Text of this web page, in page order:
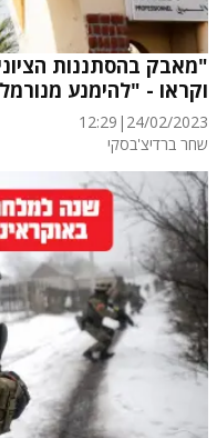
"מאבק בהסתננות
וקראו - "להימנע
24/02/2023
|
12:29
שחר ברדיצ'בסקי